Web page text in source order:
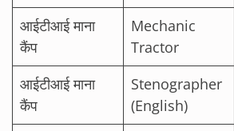
आईटीआई माना
कैंप
Mechanic
Tractor
आईटीआई माना
कैंप
Stenographer
(English)